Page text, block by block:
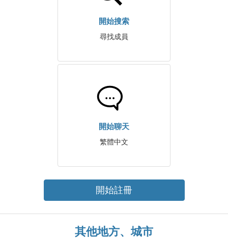
開始搜索
尋找成員
開始聊天
繁體中文
開始註冊
其他地方、城市